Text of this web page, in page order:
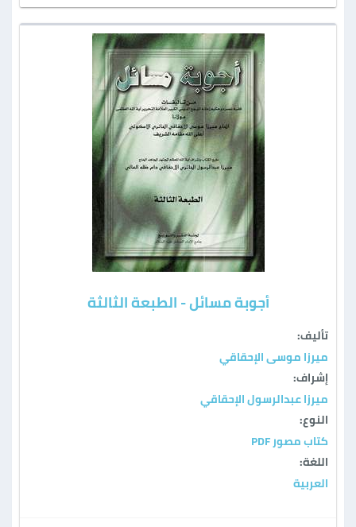
أجوبة مسائل - الطبعة الثالثة
تأليف:
ميرزا موسى الإحقاقي
إشراف:
ميرزا عبدالرسول الإحقاقي
النوع:
كتاب مصور PDF
اللغة:
العربية